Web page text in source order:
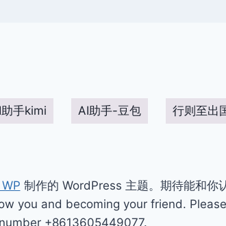
手kimi AI助手-豆包 行则至出
制作的 WordPress 主题。期待能和你
you and becoming your friend.
number +8613605449077.